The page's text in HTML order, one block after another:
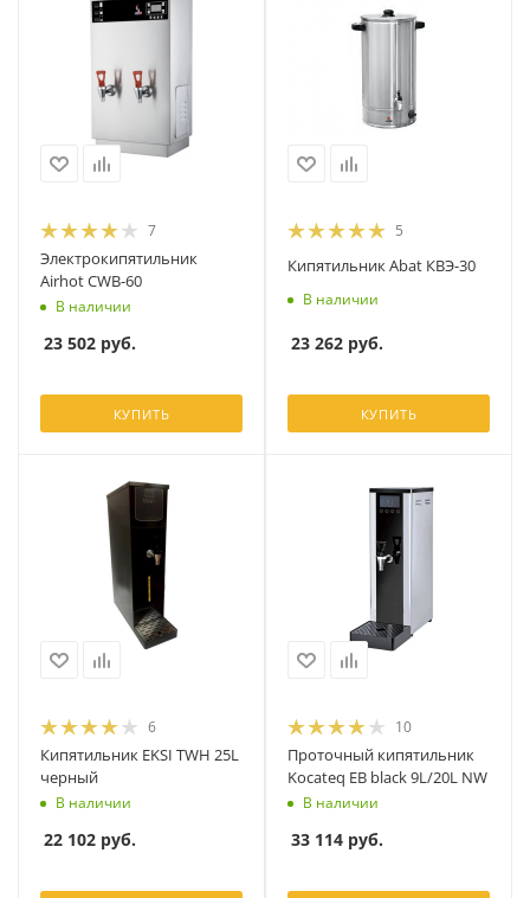
7
Электрокипятильник
Airhot CWB-60
В наличии
23 502 руб.
КУПИТЬ
5
Кипятильник Abat КВЭ-30
В наличии
23 262 руб.
КУПИТЬ
6
Кипятильник EKSI TWH 25L
черный
В наличии
22 102 руб.
10
Проточный кипятильник
Kocateq EB black 9L/20L NW
В наличии
33 114 руб.